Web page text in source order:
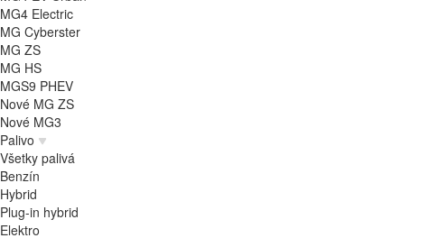
MG4 Electric
MG Cyberster
MG ZS
MG HS
MGS9 PHEV
Nové MG ZS
Nové MG3
Palivo
Všetky palivá
Benzín
Hybrid
Plug-in hybrid
Elektro